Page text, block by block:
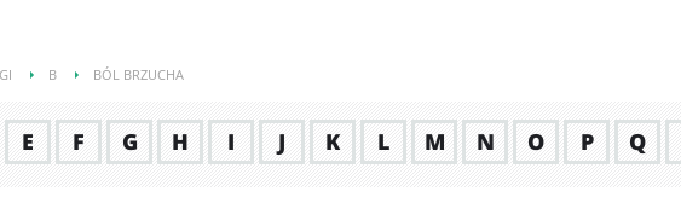
B BÓL BRZUCHA
E F G H I J K L M N O P Q